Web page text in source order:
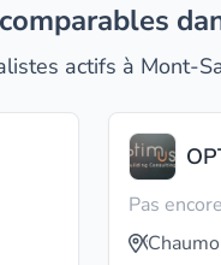
comparables
actifs à Mont-
Pas